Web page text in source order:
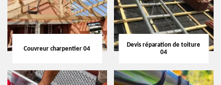
Couvreur charpentier 04
Devis réparation de toiture
04